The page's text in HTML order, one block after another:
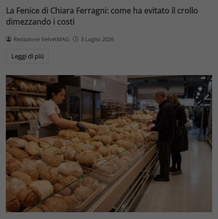
La Fenice di Chiara Ferragni: come ha evitato il crollo
dimezzando i costi
Redazione VelvetMAG 3 Luglio 2026
Leggi di più